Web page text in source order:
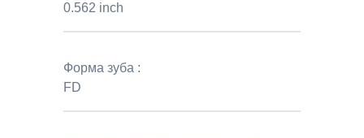
0.562 inch
Форма зуба :
FD